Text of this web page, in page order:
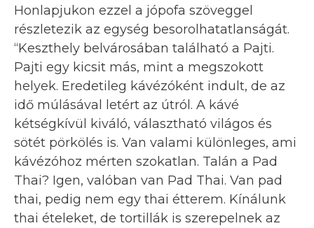
Honlapjukon ezzel a jópofa szöveggel
részletezik az egység besorolhatatlanságát.
“Keszthely belvárosában található a Pajti.
Pajti egy kicsit más, mint a megszokott
helyek. Eredetileg kávézóként indult, de az
idő múlásával letért az útról. A kávé
kétségkívül kiváló, választható világos és
sötét pörkölés is. Van valami különleges, ami
kávézóhoz mérten szokatlan. Talán a Pad
Thai? Igen, valóban van Pad Thai. Van pad
thai, pedig nem egy thai étterem. Kínálunk
thai ételeket, de tortillák is szerepelnek az